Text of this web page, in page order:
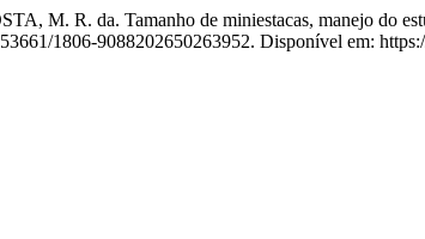
R. da. Tamanho de miniestacas, manejo do
1806-9088202650263952. Disponível em: